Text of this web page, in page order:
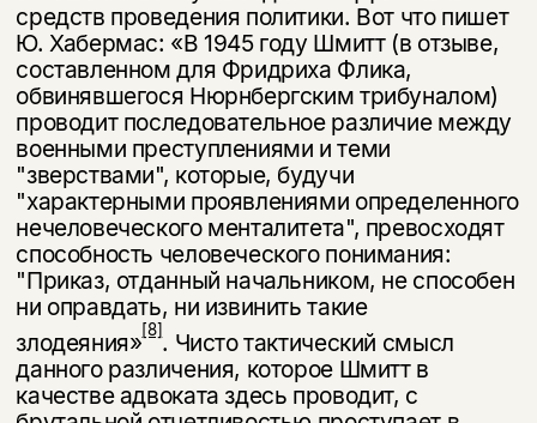
средств проведения политики. Вот что пишет
Ю. Хабермас: «В 1945 году Шмитт (в отзыве,
составленном для Фридриха Флика,
обвинявшегося Нюрнбергским трибуналом)
проводит последовательное раз­личие между
военными преступлениями и теми
"зверствами", которые, бу­дучи
"характерными проявлениями определенного
нечеловеческого мента­литета", превосходят
способность человеческого понимания:
"Приказ, отданный начальником, не способен
ни оправдать, ни извинить такие
злодеяния»[8]. Чисто тактический смысл
данного различения, которое Шмитт в
качестве адвоката здесь проводит, с